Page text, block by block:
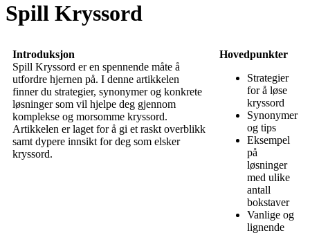
Spill Kryssord
Introduksjon
Spill Kryssord er en spennende måte å
utfordre hjernen på. I denne artikkelen
finner du strategier, synonymer og konkrete
løsninger som vil hjelpe deg gjennom
komplekse og morsomme kryssord.
Artikkelen er laget for å gi et raskt overblikk
samt dypere innsikt for deg som elsker
kryssord.
Hovedpunkter
Strategier
for å løse
kryssord
Synonymer
og tips
Eksempel
på
løsninger
med ulike
antall
bokstaver
Vanlige og
lignende